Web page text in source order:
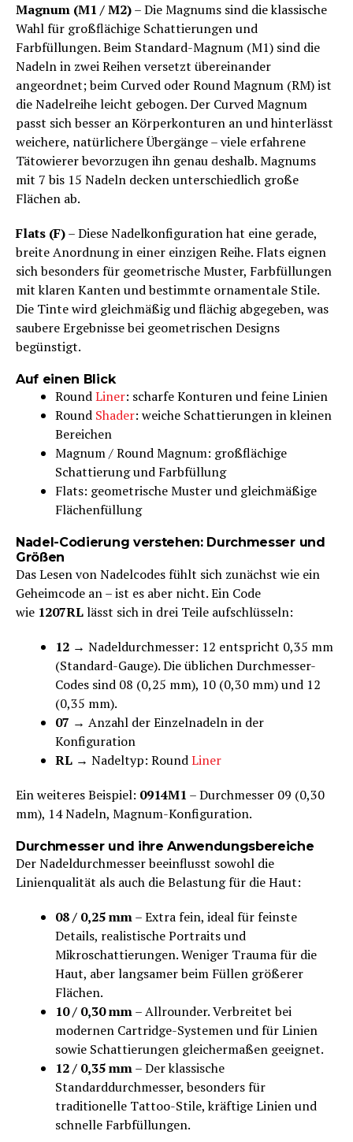
Magnum (M1 / M2)– Die Magnums sind die klassische
Wahl für großflächige Schattierungen und
Farbfüllungen. Beim Standard-Magnum (M1) sind die
Nadeln in zwei Reihen versetzt übereinander
angeordnet; beim Curved oder Round Magnum (RM) ist
die Nadelreihe leicht gebogen. Der Curved Magnum
passt sich besser an Körperkonturen an und hinterlässt
weichere, natürlichere Übergänge – viele erfahrene
Tätowierer bevorzugen ihn genau deshalb. Magnums
mit 7 bis 15 Nadeln decken unterschiedlich große
Flächen ab.
Flats (F)– Diese Nadelkonfiguration hat eine gerade,
breite Anordnung in einer einzigen Reihe. Flats eignen
sich besonders für geometrische Muster, Farbfüllungen
mit klaren Kanten und bestimmte ornamentale Stile.
Die Tinte wird gleichmäßig und flächig abgegeben, was
saubere Ergebnisse bei geometrischen Designs
begünstigt.
Auf einen Blick
RoundLiner: scharfe Konturen und feine Linien
Round Shader: weiche Schattierungen in kleinen
Bereichen
Magnum / Round Magnum: großflächige
Schattierung und Farbfüllung
Flats: geometrische Muster und gleichmäßige
Flächenfüllung
Nadel-Codierung verstehen: Durchmesser und
Größen
Das Lesen von Nadelcodes fühlt sich zunächst wie ein
Geheimcode an – ist es aber nicht. Ein Code
wie 1207RLlässt sich in drei Teile aufschlüsseln:
12 → Nadeldurchmesser: 12 entspricht 0,35 mm
(Standard-Gauge). Die üblichen Durchmesser-
Codes sind 08 (0,25 mm), 10 (0,30 mm) und 12
(0,35 mm).
07 → Anzahl der Einzelnadeln in der
Konfiguration
RL → Nadeltyp: RoundLiner
Ein weiteres Beispiel: 0914M1 – Durchmesser 09 (0,30
mm), 14 Nadeln, Magnum-Konfiguration.
Durchmesser und ihre Anwendungsbereiche
Der Nadeldurchmesser beeinflusst sowohl die
Linienqualität als auch die Belastung für die Haut:
08 / 0,25 mm– Extra fein, ideal für feinste
Details, realistische Portraits und
Mikroschattierungen. Weniger Trauma für die
Haut, aber langsamer beim Füllen größerer
Flächen.
10 / 0,30 mm– Allrounder. Verbreitet bei
modernen Cartridge-Systemen und für Linien
sowie Schattierungen gleichermaßen geeignet.
12 / 0,35 mm– Der klassische
Standarddurchmesser, besonders für
traditionelle Tattoo-Stile, kräftige Linien und
schnelle Farbfüllungen.